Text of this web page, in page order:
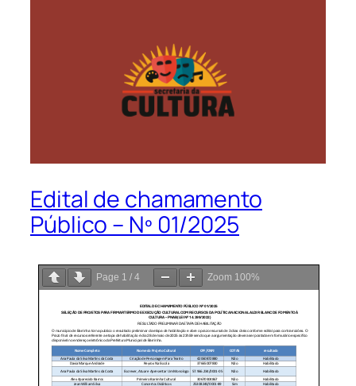
Edital de chamamento
Público – Nº 01/2025
Page 1 / 4 Zoom 100%